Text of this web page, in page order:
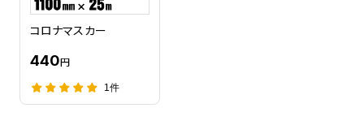
コロナマスカー
440円
1件